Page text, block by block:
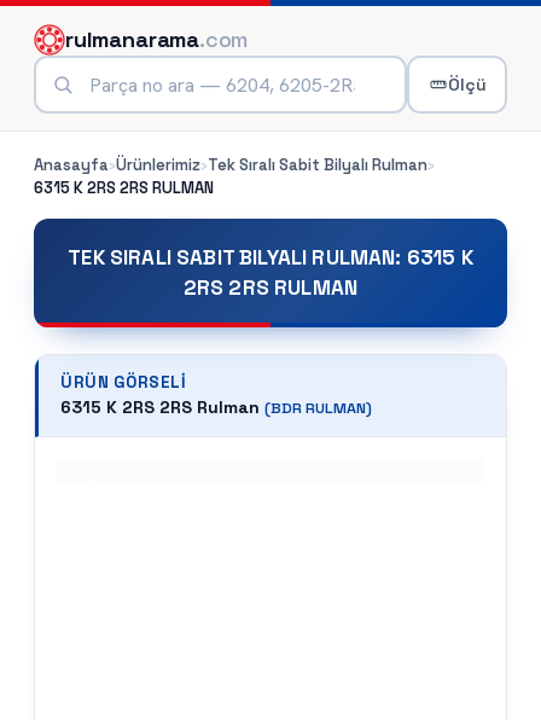
rulmanarama.com
Ölçü
Anasayfa›Ürünlerimiz›Tek Sıralı Sabit Bilyalı Rulman›
6315 K 2RS 2RS RULMAN
TEK SIRALI SABIT BILYALI RULMAN: 6315 K
2RS 2RS RULMAN
ÜRÜN GÖRSELI
6315 K 2RS 2RS Rulman (BDRRULMAN)